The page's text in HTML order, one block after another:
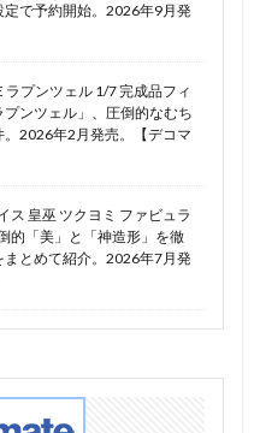
で予約開始。2026年9月発
ラプンツェル 1/7 完成品フィ
ンツェル」、圧倒的なむち
2026年2月発売。【デコマ
ス 皇巫 ツクヨミ ファビュラ
的「美」と「神造形」を徹
とめて紹介。2026年7月発